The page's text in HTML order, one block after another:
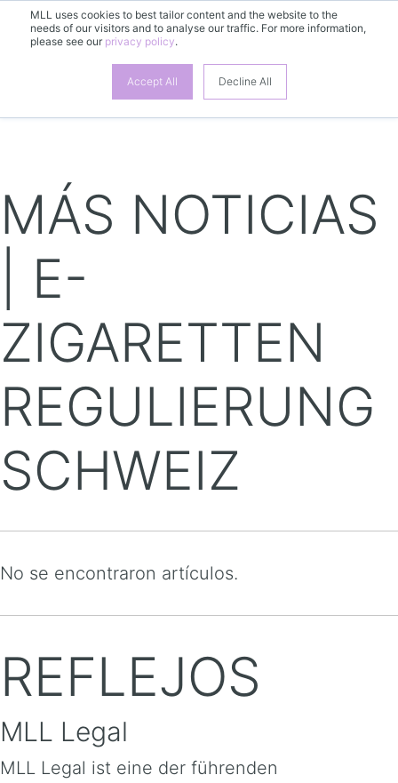
MLL uses cookies to best tailor content and the website to the
needs of our visitors and to analyse our traffic. For more information,
please see our privacy policy.
Accept All Decline All
MÁS NOTICIAS
| E-
ZIGARETTEN
REGULIERUNG
SCHWEIZ
No se encontraron artículos.
REFLEJOS
MLL Legal
MLL Legal ist eine der führenden